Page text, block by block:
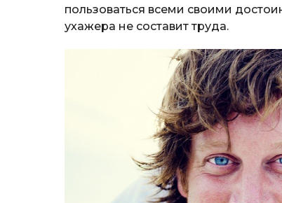
пользоваться всеми своими
ухажера не составит труда.